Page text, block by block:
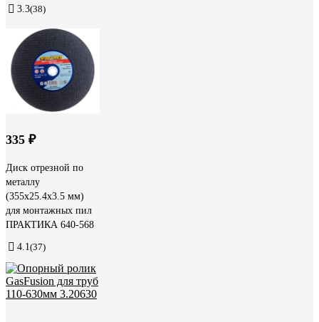
3.3(38)
335 ₽
Диск отрезной по
металлу
(355х25.4х3.5 мм)
для монтажных пил
ПРАКТИКА 640-568
4.1 (37)